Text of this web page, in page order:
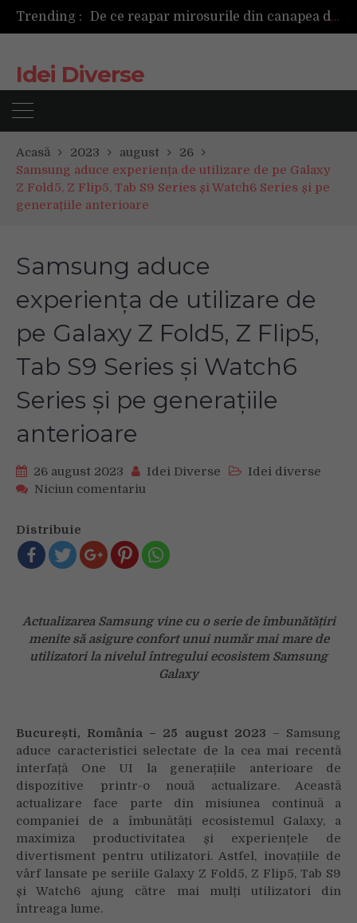
Trending :
De ce reapar mirosurile din canapea după curățare? Ce se întâmplă, de fapt, în tapițerie
Cum ar fi dacă ceasul tău s-ar antrena alături de tine?
Idei Diverse
Acasă 2023 august
26
Samsung aduce experiența de utilizare de pe Galaxy
Z Fold5, Z Flip5, Tab S9 Series și Watch6 Series și pe
generațiile anterioare
Samsung aduce
experiența de utilizare de
pe Galaxy Z Fold5, Z Flip5,
Tab S9 Series și Watch6
Series și pe generațiile
anterioare
26 august 2023 Idei Diverse
Idei diverse
Niciun comentariu
experiența
de
utilizare
Galaxy
Z
Fold5,
Series
și
Watch6
Series
și
pe
generațiile
anterioare
Distribuie
Actualizarea Samsung vine cu o serie de îmbunătățiri
menite să asigure confort unui număr mai mare de
utilizatori la nivelul întregului ecosistem Samsung
Galaxy
București, România – 25 august 2023 – Samsung
aduce caracteristici selectate de la cea mai recentă
interfață One UI la generațiile anterioare de
dispozitive printr-o nouă actualizare. Această
actualizare face parte din misiunea continuă a
companiei de a îmbunătăți ecosistemul Galaxy, a
maximiza productivitatea și experiențele de
divertisment pentru utilizatori. Astfel, inovațiile de
vârf lansate pe seriile Galaxy Z Fold5, Z Flip5, Tab S9
și Watch6 ajung către mai mulți utilizatori din
întreaga lume.